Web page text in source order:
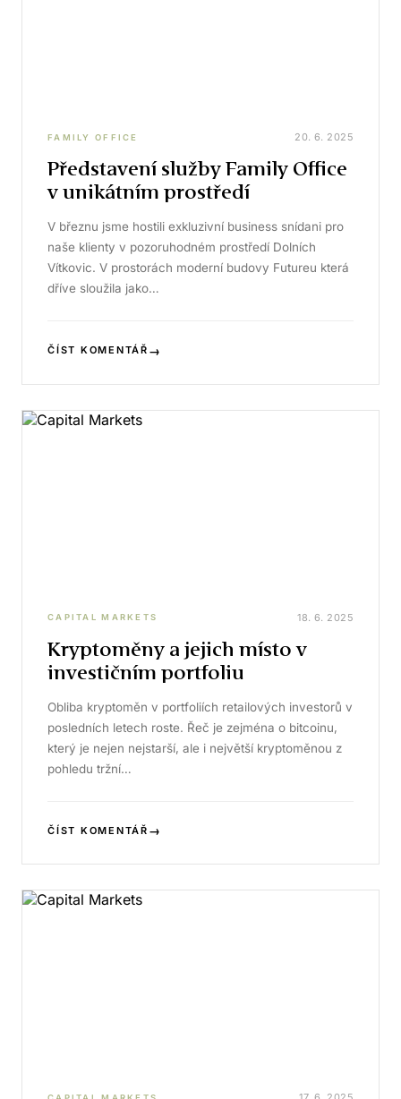
FAMILY OFFICE 20. 6. 2025
Představení služby Family Office
v unikátním prostředí
V březnu jsme hostili exkluzivní business snídani pro
naše klienty v pozoruhodném prostředí Dolních
Vítkovic. V prostorách moderní budovy Futureu která
dříve sloužila jako…
ČÍST KOMENTÁŘ →
CAPITAL MARKETS 18. 6. 2025
Kryptoměny a jejich místo v
investičním portfoliu
Obliba kryptoměn v portfoliích retailových investorů v
posledních letech roste. Řeč je zejména o bitcoinu,
který je nejen nejstarší, ale i největší kryptoměnou z
pohledu tržní…
ČÍST KOMENTÁŘ →